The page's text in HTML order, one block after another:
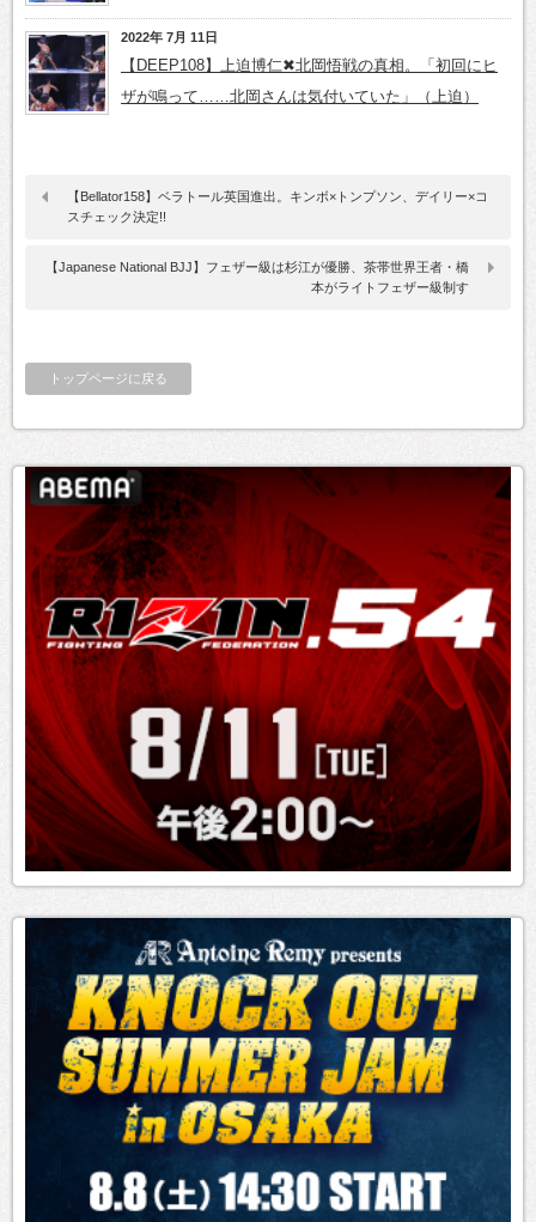
2022年 7月 11日
【DEEP108】上迫博仁✖北岡悟戦の真相。「初回にヒ
ザが鳴って……北岡さんは気付いていた」（上迫）
【Bellator158】ベラトール英国進出。キンボ×トンプソン、デイリー×コ
スチェック決定!!
【Japanese National BJJ】フェザー級は杉江が優勝、茶帯世界王者・橋
本がライトフェザー級制す
トップページに戻る